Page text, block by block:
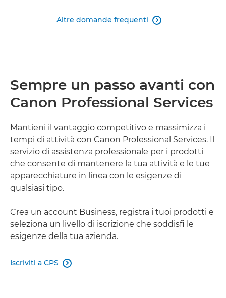
Altre domande frequenti 
Sempre un passo avanti con
Canon Professional Services
Mantieni il vantaggio competitivo e massimizza i
tempi di attività con Canon Professional Services. Il
servizio di assistenza professionale per i prodotti
che consente di mantenere la tua attività e le tue
apparecchiature in linea con le esigenze di
qualsiasi tipo.
Crea un account Business, registra i tuoi prodotti e
seleziona un livello di iscrizione che soddisfi le
esigenze della tua azienda.
Iscriviti a CPS 